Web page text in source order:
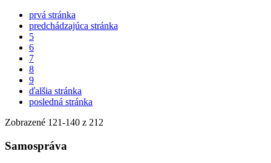
prvá stránka
predchádzajúca stránka
5
6
7
8
9
ďalšia stránka
posledná stránka
Zobrazené 121-140 z 212
Samospráva